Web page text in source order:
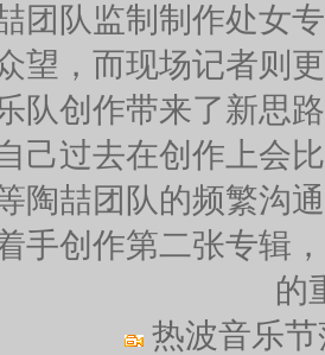
团队监制制作处女
望，而现场记者则
队创作带来了新思
己过去在创作上会
陶喆团队的频繁沟
手创作第二张专辑
的
热波音乐